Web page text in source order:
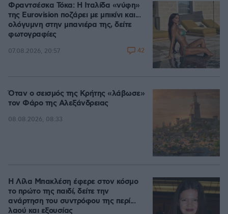
Φραντσέσκα Τόκα: Η Ιταλίδα «νύφη»
της Eurovision ποζάρει με μπικίνι και...
ολόγυμνη στην μπανιέρα της, δείτε
φωτογραφίες
07.08.2026, 20:57 42
Όταν ο σεισμός της Κρήτης «λάβωσε»
τον Φάρο της Αλεξάνδρειας
08.08.2026, 08:33
Η Λίλα Μπακλέση έφερε στον κόσμο
το πρώτο της παιδί, δείτε την
ανάρτηση του συντρόφου της περί...
λαού και εξουσίας